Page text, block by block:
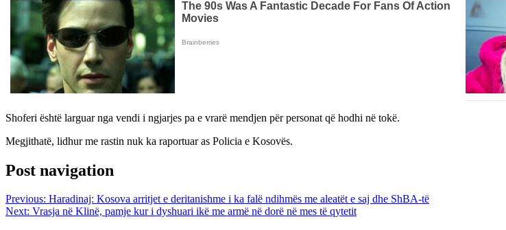
Shoferi është larguar nga vendi i ngjarjes pa e vrarë mendjen për personat që hodhi në tokë.
Megjithatë, lidhur me rastin nuk ka raportuar as Policia e Kosovës.
Post navigation
Previous: Haradinaj: Kosova arritjet e deritanishme i ka falë ndihmës me aleatët e saj dhe ShBA-të
Next: Vrasja në Klinë, pamje kur i dyshuari ikë me armë në dorë në mes të qytetit